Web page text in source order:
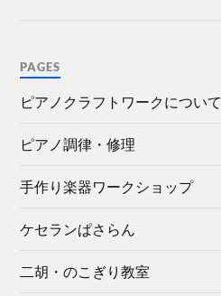
PAGES
ピアノクラフトワークについて
ピアノ調律・修理
手作り楽器ワークショップ
ケセランぱさらん
二胡・のこぎり教室